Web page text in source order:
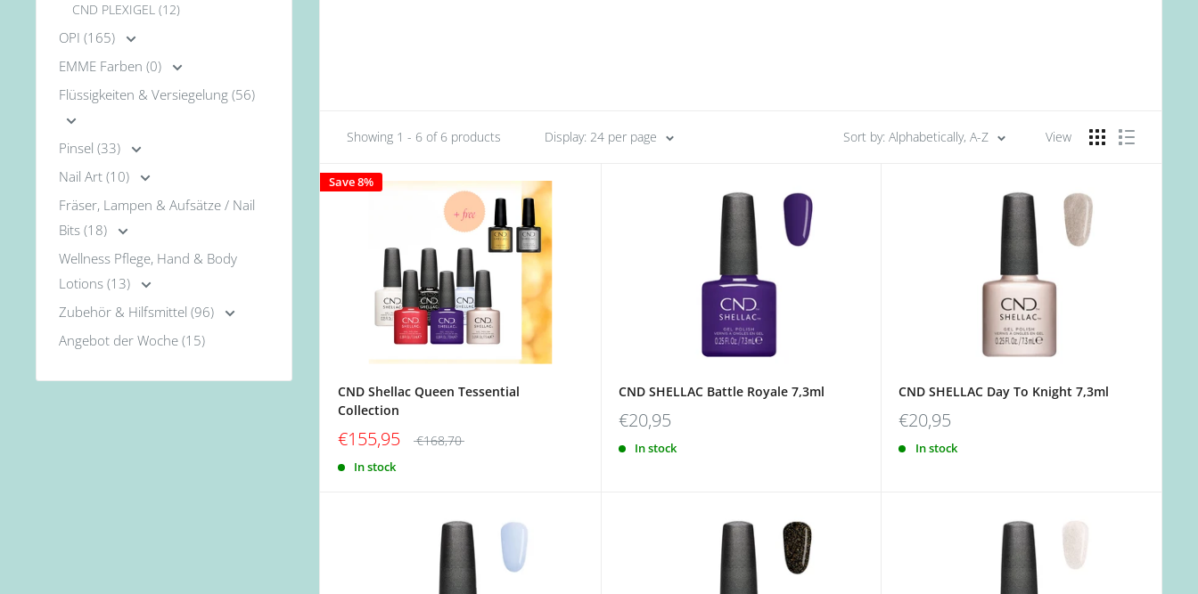
CND PLEXIGEL (12)
OPI (165)
EMME Farben (0)
Flüssigkeiten & Versiegelung (56)
Pinsel (33)
Nail Art (10)
Fräser, Lampen & Aufsätze / Nail
Bits (18)
Wellness Pflege, Hand & Body
Lotions (13)
Zubehör & Hilfsmittel (96)
Angebot der Woche (15)
Showing 1 - 6 of 6 products Display: 24 per page Sort by: Alphabetically, A-Z View
Save 8%
CND Shellac Queen Tessential
Collection
€155,95 €168,70
In stock
CND SHELLAC Battle Royale 7,3ml
€20,95
In stock
CND SHELLAC Day To Knight 7,3ml
€20,95
In stock